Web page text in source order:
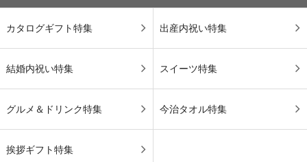
カタログギフト特集 出産内祝い特集
結婚内祝い特集 スイーツ特集
グルメ＆ドリンク特集 今治タオル特集
挨拶ギフト特集